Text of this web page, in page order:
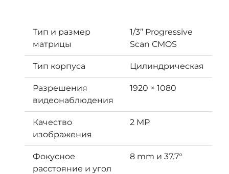
Тип и размер
матрицы
1/3’’ Progressive
Scan CMOS
Тип корпуса Цилиндрическая
Разрешения
видеонаблюдения
1920 × 1080
Качество
изображения
2 MP
Фокусное
расстояние и угол
8 mm и 37.7°